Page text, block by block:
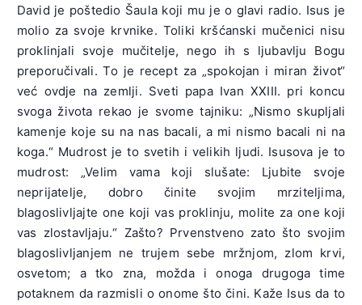
David je poštedio Šaula koji mu je o glavi radio. Isus je
molio za svoje krvnike. Toliki kršćanski mučenici nisu
proklinjali svoje mučitelje, nego ih s ljubavlju Bogu
preporučivali. To je recept za „spokojan i miran život“
već ovdje na zemlji. Sveti papa Ivan XXIII. pri koncu
svoga života rekao je svome tajniku: „Nismo skupljali
kamenje koje su na nas bacali, a mi nismo bacali ni na
koga.“ Mudrost je to svetih i velikih ljudi. Isusova je to
mudrost: „Velim vama koji slušate: Ljubite svoje
neprijatelje, dobro činite svojim mrziteljima,
blagoslivljajte one koji vas proklinju, molite za one koji
vas zlostavljaju.“ Zašto? Prvenstveno zato što svojim
blagoslivljanjem ne trujem sebe mržnjom, zlom krvi,
osvetom; a tko zna, možda i onoga drugoga time
potaknem da razmisli o onome što čini. Kaže Isus da to